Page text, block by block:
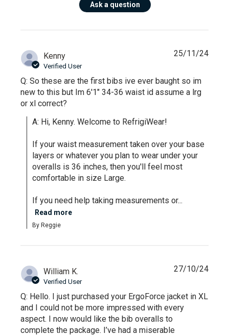
Ask a question
Kenny
Verified User
Q: So these are the first bibs ive ever baught so im
new to this but Im 6'1" 34-36 waist id assume a lrg
or xl correct?
A: Hi, Kenny. Welcome to RefrigiWear!
If your waist measurement taken over your base
layers or whatever you plan to wear under your
overalls is 36 inches, then you'll feel most
comfortable in size Large.
If you need help taking measurements or...
Read more
By Reggie
25/11/24
William K.
Verified User
Q: Hello. I just purchased your ErgoForce jacket in XL
and I could not be more impressed with every
aspect. I now would like the bib overalls to
complete the package. I’ve had a miserable
27/10/24